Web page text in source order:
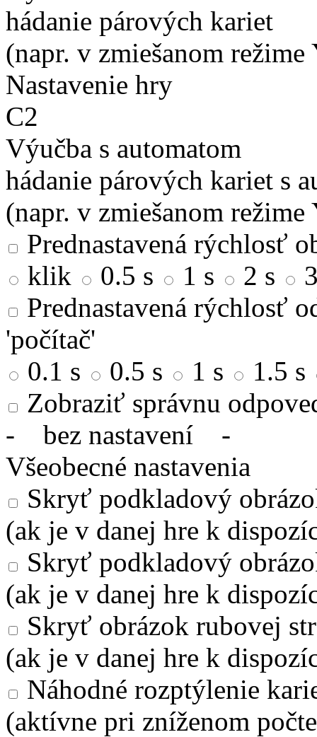
hádanie párových kariet
(napr. v zmiešanom režime
Nastavenie hry
C2
Výučba s automatom
hádanie párových kariet s
(napr. v zmiešanom režime
Prednastavená rýchlosť
klik
0.5 s 1 s 2 s
Prednastavená rýchlosť
'počítač'
0.1 s
0.5 s 1 s
1.5 s
Zobraziť správnu
- bez nastavení -
Všeobecné nastavenia
Skryť podkladový
(ak je v danej hre k
Skryť podkladový
(ak je v danej hre k
Skryť obrázok rubovej
(ak je v danej hre k
Náhodné rozptýlenie
(aktívne pri zníženom